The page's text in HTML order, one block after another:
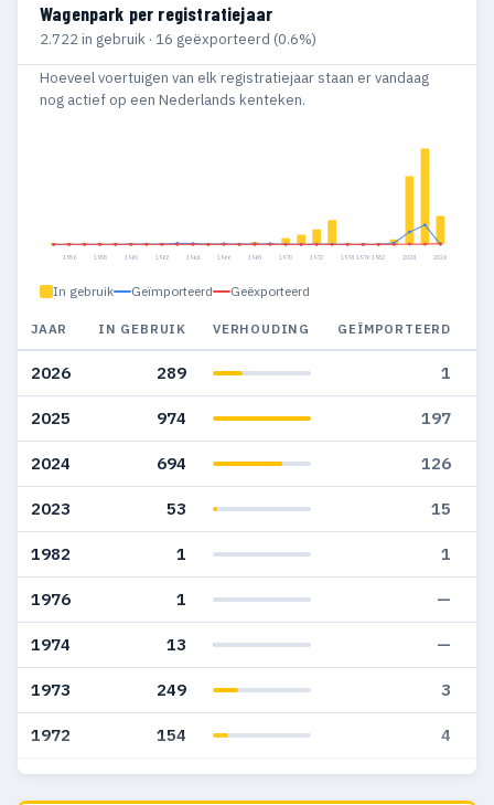
Wagenpark per registratiejaar
2.722 in gebruik · 16 geëxporteerd (0.6%)
Hoeveel voertuigen van elk registratiejaar staan er vandaag
nog actief op een Nederlands kenteken.
1956 1958 1960 1962 1964 1966 1968 1970 1972 1974 1976 1982 2024 2026
In gebruik Geïmporteerd Geëxporteerd
JAAR IN GEBRUIK VERHOUDING GEÏMPORTEERD
2026 289 1
2025 974 197
2024 694 126
2023 53 15
1982 1 1
1976 1 —
1974 13 —
1973 249 3
1972 154 4
1971 101 1